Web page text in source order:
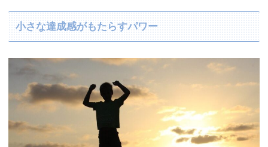
小さな達成感がもたらすパワー